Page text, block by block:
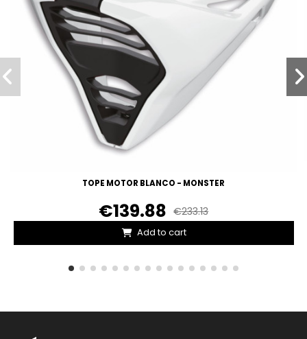
TOPE MOTOR BLANCO - MONSTER
€139.88 €233.13
Add to cart